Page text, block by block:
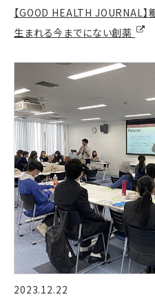
【GOOD HEALTH JOURNAL
生まれる今までにない創薬
2023.12.22